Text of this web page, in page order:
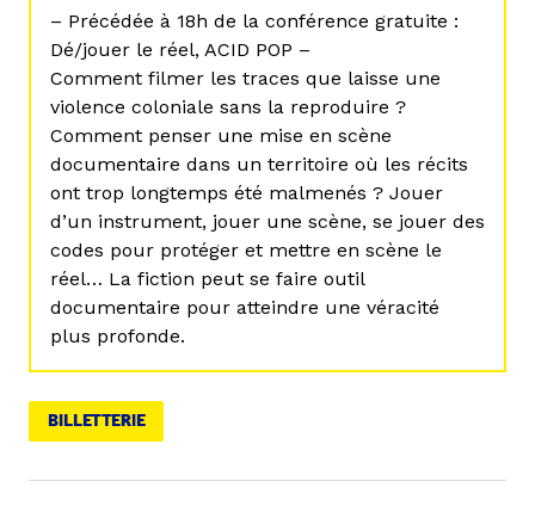
– Précédée à 18h de la conférence gratuite :
Dé/jouer le réel, ACID POP –
Comment filmer les traces que laisse une
violence coloniale sans la reproduire ?
Comment penser une mise en scène
documentaire dans un territoire où les récits
ont trop longtemps été malmenés ? Jouer
d’un instrument, jouer une scène, se jouer des
codes pour protéger et mettre en scène le
réel… La fiction peut se faire outil
documentaire pour atteindre une véracité
plus profonde.
BILLETTERIE